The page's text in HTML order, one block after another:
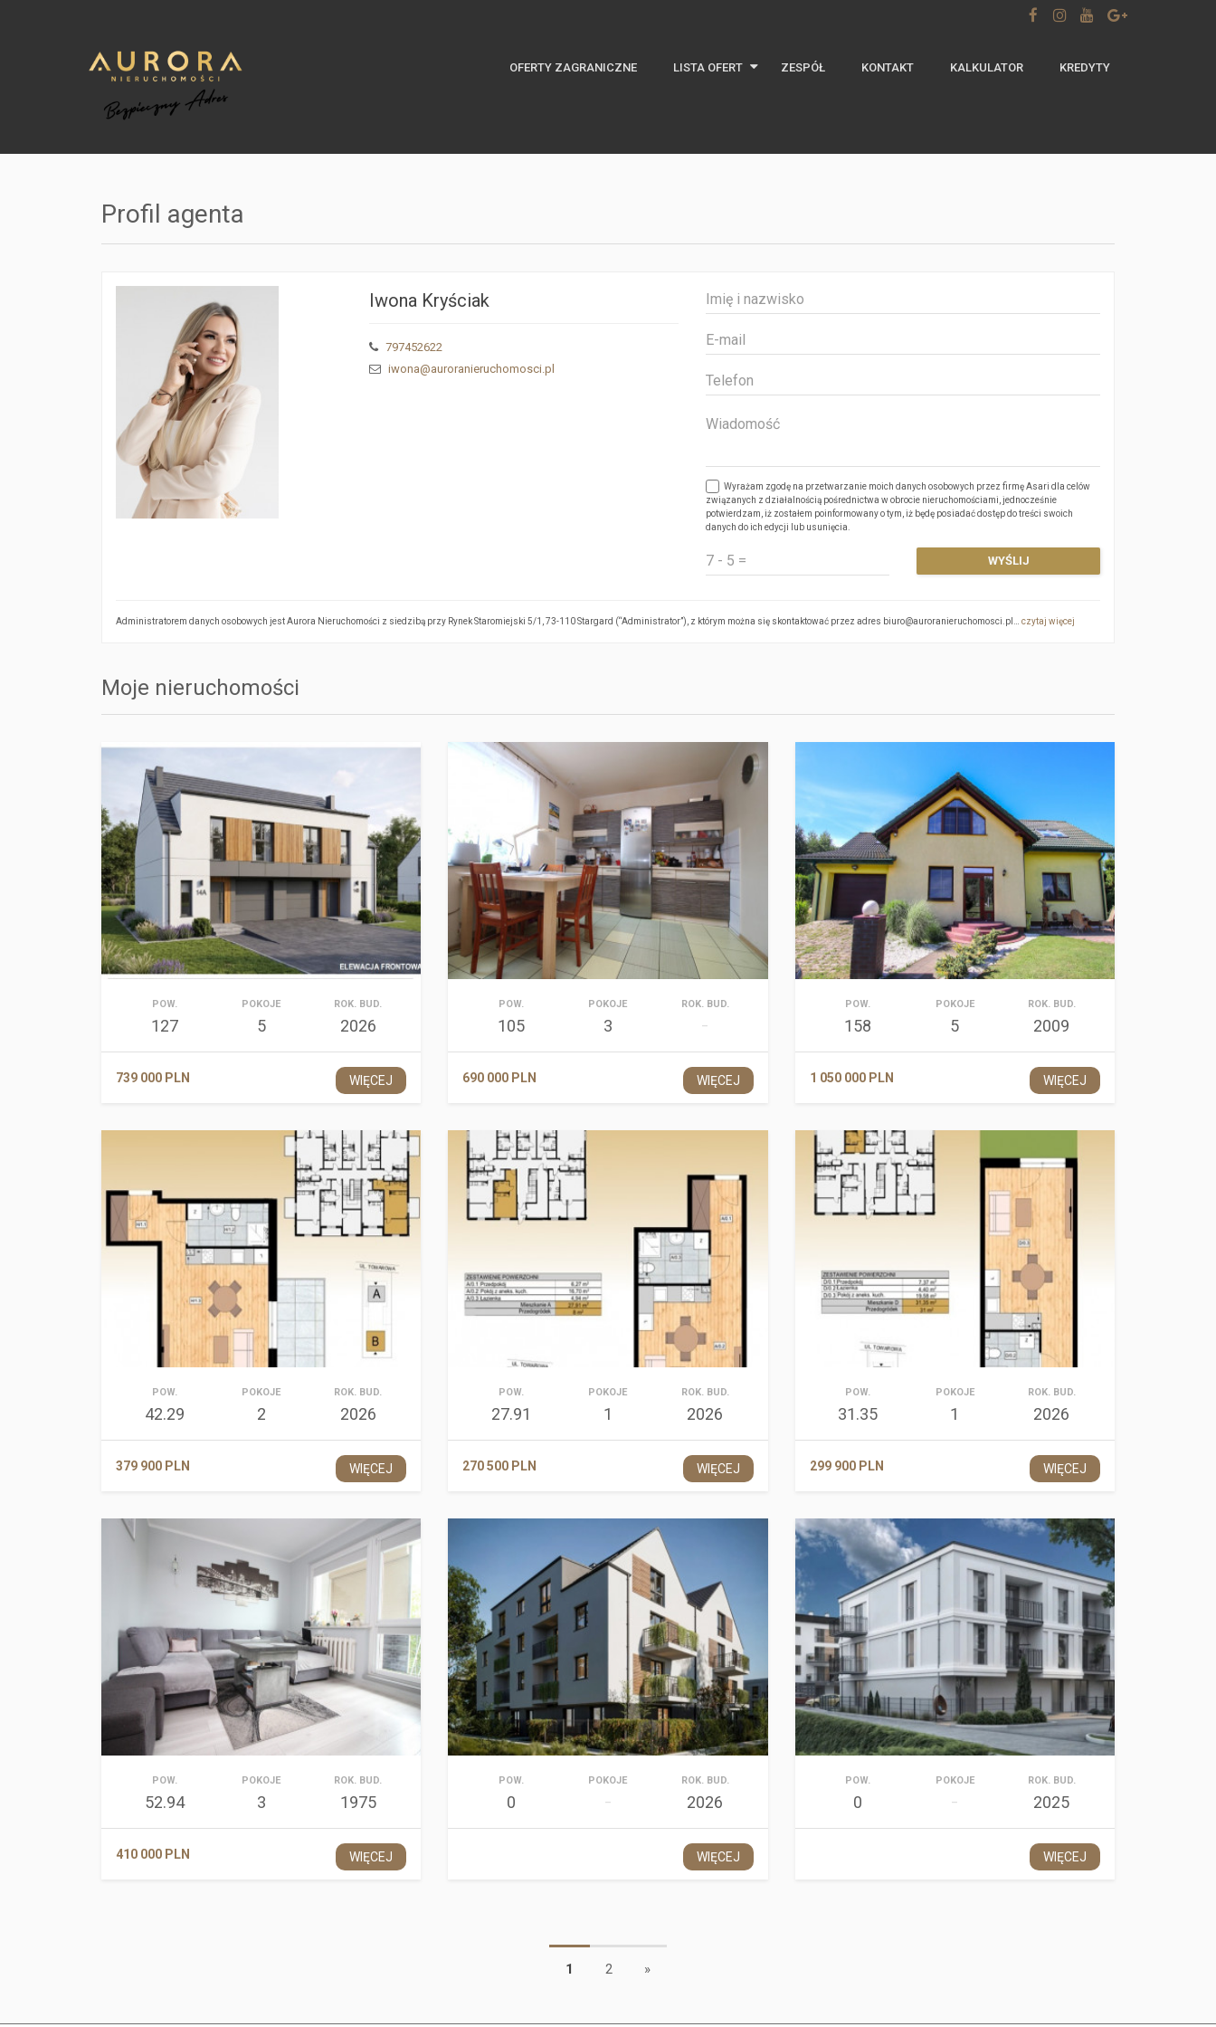
OFERTY ZAGRANICZNE LISTA OFERT
Oferty specjalne
ZESPÓŁ KONTAKT KALKULATOR KREDYTY
Profil agenta
Iwona Kryściak
797452622
iwona@auroranieruchomosci.pl
Wyrażam zgodę na przetwarzanie moich danych osobowych przez firmę Asari dla celów
związanych z działalnością pośrednictwa w obrocie nieruchomościami, jednocześnie
potwierdzam, iż zostałem poinformowany o tym, iż będę posiadać dostęp do treści swoich
danych do ich edycji lub usunięcia.
WYŚLIJ
Administratorem danych osobowych jest Aurora Nieruchomości z siedzibą przy Rynek Staromiejski 5/1, 73-110 Stargard (“Administrator”), z którym można się skontaktować przez adres biuro@auroranieruchomosci.pl… czytaj więcej
Moje nieruchomości
POW.
127
POKOJE
5
ROK. BUD.
2026
739 000 PLN WIĘCEJ
POW.
105
POKOJE
3
ROK. BUD.
–
690 000 PLN WIĘCEJ
POW.
158
POKOJE
5
ROK. BUD.
2009
1 050 000 PLN WIĘCEJ
POW.
42.29
POKOJE
2
ROK. BUD.
2026
379 900 PLN WIĘCEJ
POW.
27.91
POKOJE
1
ROK. BUD.
2026
270 500 PLN WIĘCEJ
POW.
31.35
POKOJE
1
ROK. BUD.
2026
299 900 PLN WIĘCEJ
POW.
52.94
POKOJE
3
ROK. BUD.
1975
410 000 PLN WIĘCEJ
POW.
0
POKOJE
–
ROK. BUD.
2026
WIĘCEJ
POW.
0
POKOJE
–
ROK. BUD.
2025
WIĘCEJ
1 2 »